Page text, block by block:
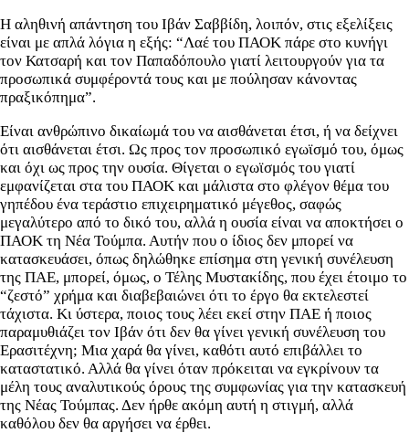
Η αληθινή απάντηση του Ιβάν Σαββίδη, λοιπόν, στις εξελίξεις
είναι με απλά λόγια η εξής: “Λαέ του ΠΑΟΚ πάρε στο κυνήγι
τον Κατσαρή και τον Παπαδόπουλο γιατί λειτουργούν για τα
προσωπικά συμφέροντά τους και με πούλησαν κάνοντας
πραξικόπημα”.
Είναι ανθρώπινο δικαίωμά του να αισθάνεται έτσι, ή να δείχνει
ότι αισθάνεται έτσι. Ως προς τον προσωπικό εγωϊσμό του, όμως
και όχι ως προς την ουσία. Θίγεται ο εγωϊσμός του γιατί
εμφανίζεται στα του ΠΑΟΚ και μάλιστα στο φλέγον θέμα του
γηπέδου ένα τεράστιο επιχειρηματικό μέγεθος, σαφώς
μεγαλύτερο από το δικό του, αλλά η ουσία είναι να αποκτήσει ο
ΠΑΟΚ τη Νέα Τούμπα. Αυτήν που ο ίδιος δεν μπορεί να
κατασκευάσει, όπως δηλώθηκε επίσημα στη γενική συνέλευση
της ΠΑΕ, μπορεί, όμως, ο Τέλης Μυστακίδης, που έχει έτοιμο το
“ζεστό” χρήμα και διαβεβαιώνει ότι το έργο θα εκτελεστεί
τάχιστα. Κι ύστερα, ποιος τους λέει εκεί στην ΠΑΕ ή ποιος
παραμυθιάζει τον Ιβάν ότι δεν θα γίνει γενική συνέλευση του
Ερασιτέχνη; Μια χαρά θα γίνει, καθότι αυτό επιβάλλει το
καταστατικό. Αλλά θα γίνει όταν πρόκειται να εγκρίνουν τα
μέλη τους αναλυτικούς όρους της συμφωνίας για την κατασκευή
της Νέας Τούμπας. Δεν ήρθε ακόμη αυτή η στιγμή, αλλά
καθόλου δεν θα αργήσει να έρθει.